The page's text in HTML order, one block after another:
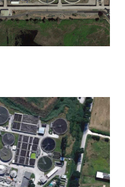
depurazione di